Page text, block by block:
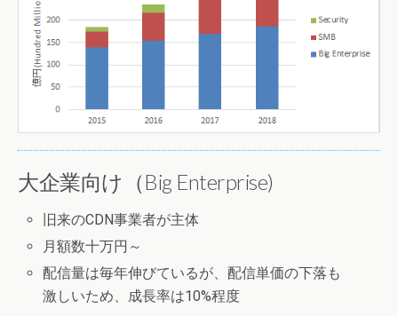
大企業向け（Big Enterprise)
旧来のCDN事業者が主体
月額数十万円～
配信量は毎年伸びているが、配信単価の下落も
激しいため、成長率は10%程度